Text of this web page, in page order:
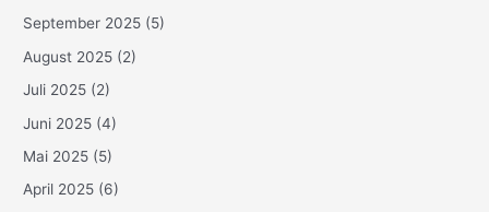
September 2025 (5)
August 2025 (2)
Juli 2025 (2)
Juni 2025 (4)
Mai 2025 (5)
April 2025 (6)